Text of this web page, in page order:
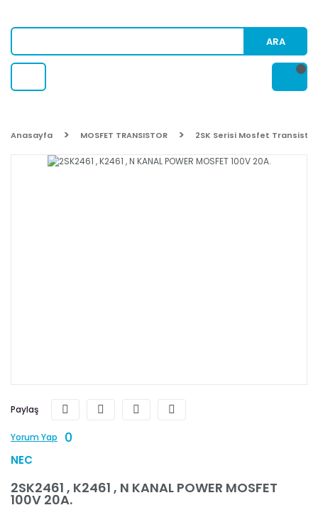
ARA
Anasayfa MOSFET TRANSISTOR 2SK Serisi Mosfet Transistor
Paylaş
Yorum Yap 0
NEC
2SK2461 , K2461 , N KANAL POWER MOSFET
100V 20A.